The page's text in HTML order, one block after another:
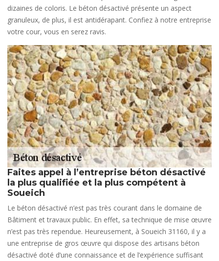
dizaines de coloris. Le béton désactivé présente un aspect
granuleux, de plus, il est antidérapant. Confiez à notre entreprise
votre cour, vous en serez ravis.
Faites appel à l’entreprise béton désactivé
la plus qualifiée et la plus compétent à
Soueich
Le béton désactivé n’est pas très courant dans le domaine de
Bâtiment et travaux public. En effet, sa technique de mise œuvre
n’est pas très rependue. Heureusement, à Soueich 31160, il y a
une entreprise de gros œuvre qui dispose des artisans béton
désactivé doté d’une connaissance et de l’expérience suffisant